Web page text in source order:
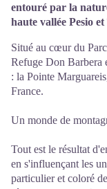
entouré par la
haute vallée Pesio
Situé au cœur du
Refuge Don Barbera
: la Pointe
France.
Un monde de
Tout est le résultat
en s'influençant les
particulier et coloré